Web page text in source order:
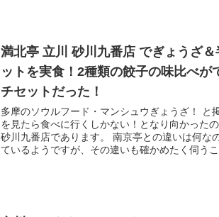
満北亭 立川 砂川九番店 でぎょうざ
ットを実食！2種類の餃子の味比べが
チセットだった！
多摩のソウルフード・マンシュウぎょうざ！ と
を見たら食べに行くしかない！となり向かった
砂川九番店であります。 南京亭との違いは何な
ているようですが、その違いも確かめたく伺うこ